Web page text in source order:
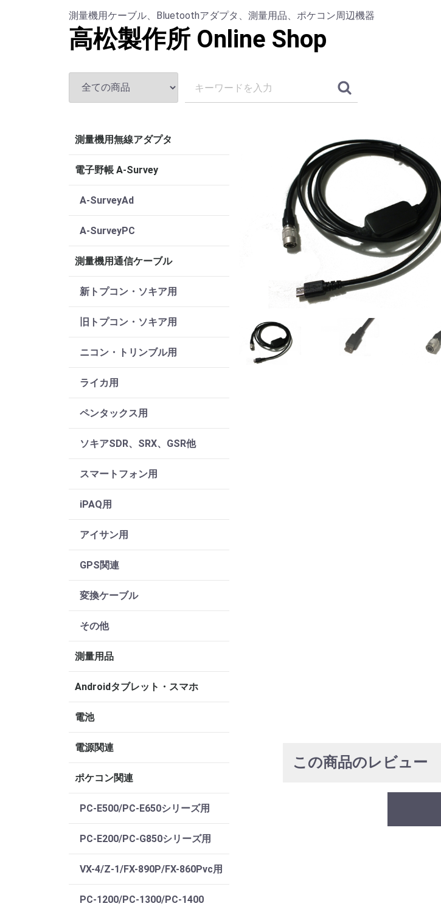
測量機用ケーブル、Bluetoothアダプタ、測量用品、ポケコン周辺機器
高松製作所 Online Shop
測量機用無線アダプタ
電子野帳 A-Survey
A-SurveyAd
A-SurveyPC
測量機用通信ケーブル
新トプコン・ソキア用
旧トプコン・ソキア用
ニコン・トリンブル用
ライカ用
ペンタックス用
ソキアSDR、SRX、GSR他
スマートフォン用
iPAQ用
アイサン用
GPS関連
変換ケーブル
その他
測量用品
Androidタブレット・スマホ
電池
電源関連
ポケコン関連
PC-E500/PC-E650シリーズ用
PC-E200/PC-G850シリーズ用
VX-4/Z-1/FX-890P/FX-860Pvc用
PC-1200/PC-1300/PC-1400
この商品のレビュー